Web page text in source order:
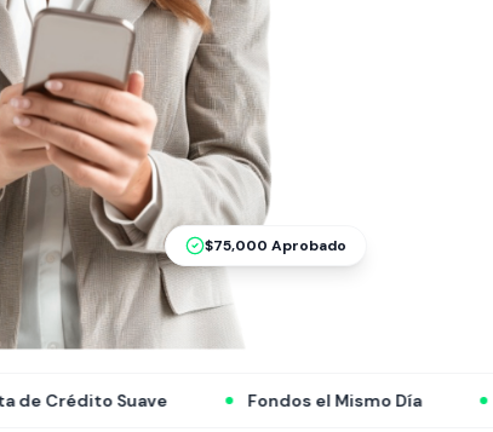
$75,000 Aprobado
Fondos el Mismo Día 99% Tasa de Aprobación